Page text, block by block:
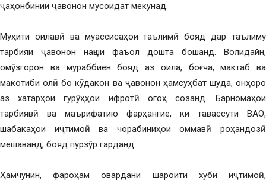
ҷаҳонбинии ҷавонон мусоидат мекунад.
Муҳити оилавӣ ва муассисаҳои таълимӣ бояд дар таълиму
тарбияи ҷавонон нақши фаъол дошта бошанд. Волидайн,
омӯзгорон ва мураббиён бояд аз оила, боғча, мактаб ва
макотиби олӣ бо кӯдакон ва ҷавонон ҳамсуҳбат шуда, онҳоро
аз хатарҳои гурӯҳҳои ифротӣ огоҳ созанд. Барномаҳои
тарбиявӣ ва маърифатию фарҳангие, ки тавассути ВАО,
шабакаҳои иҷтимоӣ ва чорабиниҳои оммавӣ роҳандозӣ
мешаванд, бояд пурзӯр гарданд.
Ҳамчунин, фароҳам овардани шароити хуби иҷтимоӣ,